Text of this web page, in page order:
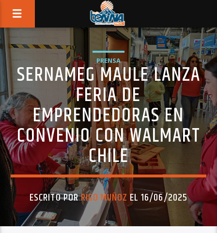
PRENSA
SERNAMEG MAULE LANZA
FERIA DE
EMPRENDEDORAS EN
CONVENIO CON WALMART
CHILE
ESCRITO PORRIGO MUÑOZEL 16/06/2025